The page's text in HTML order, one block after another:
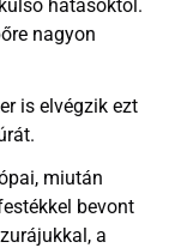
hatásoktól.
nagyon
is elvégzik ezt
miután
bevont
a